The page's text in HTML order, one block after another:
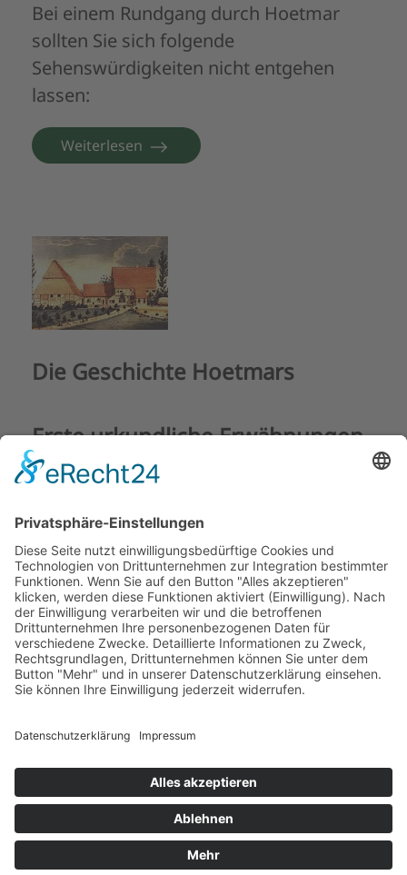
Bei einem Rundgang durch Hoetmar
sollten Sie sich folgende
Sehenswürdigkeiten nicht entgehen
lassen:
Weiterlesen
Die Geschichte Hoetmars
Erste urkundliche Erwähnungen
Die älteste urkundliche Erwähnung
des Klosters Freckenhorst, Graf
Everword, gibt 2 Höfe in "Otomar" dem
Stift in Freckenhorst zum Geschenk und
zur Nutznießung. Hierbei handelt es sich
jedoch um ein gefälschtes Dokument.
Weiterlesen
All rights reserved.
Impressum